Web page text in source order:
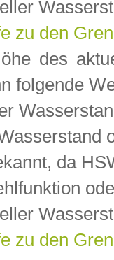
zu den
des
folgende
da
zu den